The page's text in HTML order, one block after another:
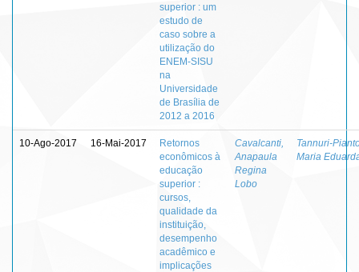
superior : um
estudo de
caso sobre a
utilização do
ENEM-SISU
na
Universidade
de Brasília de
2012 a 2016
10-Ago-2017 16-Mai-2017
Retornos
econômicos à
educação
superior :
cursos,
qualidade da
instituição,
desempenho
acadêmico e
implicações
Cavalcanti,
Anapaula
Regina
Lobo
Tannuri-
Maria